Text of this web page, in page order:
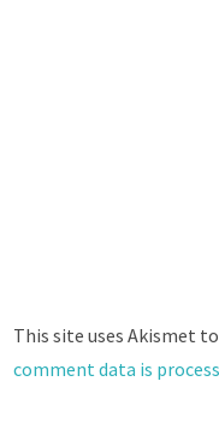
This site uses Akismet
comment data is